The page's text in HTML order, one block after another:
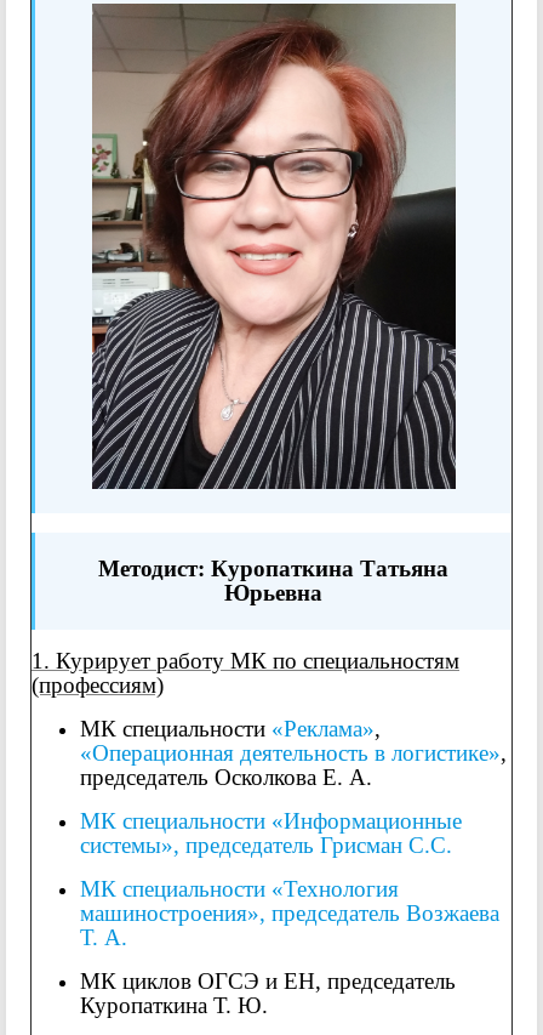
Методист: Куропаткина Татьяна
Юрьевна
1. Курирует работу МК по специальностям
(профессиям)
МК специальности «Реклама»,
«Операционная деятельность в логистике»,
председатель Осколкова Е. А.
МК специальности «Информационные
системы», председатель Грисман С.С.
МК специальности «Технология
машиностроения», председатель Возжаева
Т. А.
МК циклов ОГСЭ и ЕН, председатель
Куропаткина Т. Ю.